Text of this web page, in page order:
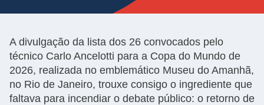
A divulgação da lista dos 26 convocados pelo
técnico Carlo Ancelotti para a Copa do Mundo de
2026, realizada no emblemático Museu do Amanhã,
no Rio de Janeiro, trouxe consigo o ingrediente que
faltava para incendiar o debate público: o retorno de